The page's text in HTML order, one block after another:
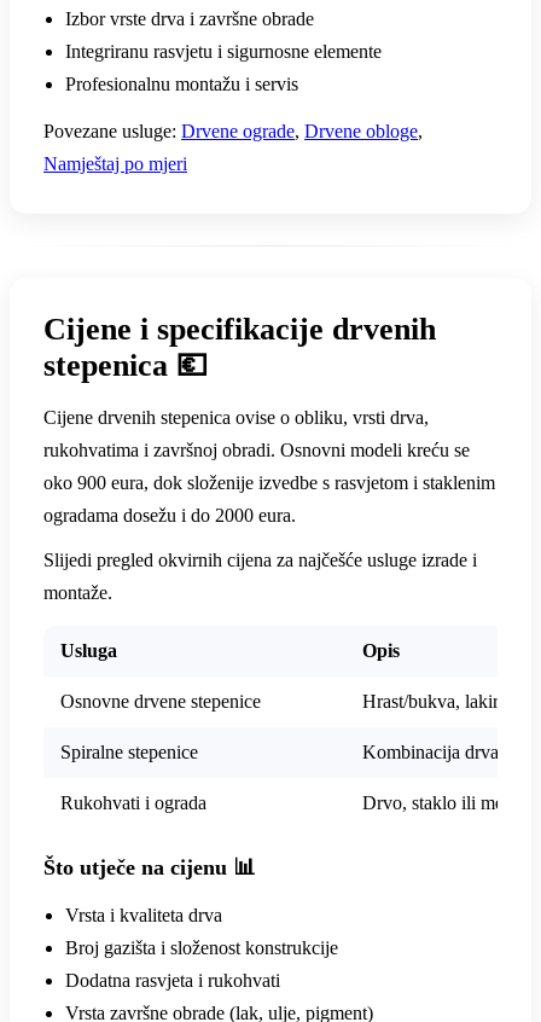
Izbor vrste drva i završne obrade
Integriranu rasvjetu i sigurnosne elemente
Profesionalnu montažu i servis
Povezane usluge: Drvene ograde, Drvene obloge,
Namještaj po mjeri
Cijene i specifikacije drvenih
stepenica 💶
Cijene drvenih stepenica ovise o obliku, vrsti drva,
rukohvatima i završnoj obradi. Osnovni modeli kreću se
oko 900 eura, dok složenije izvedbe s rasvjetom i staklenim
ogradama dosežu i do 2000 eura.
Slijedi pregled okvirnih cijena za najčešće usluge izrade i
montaže.
Usluga Opis
Osnovne drvene stepenice Hrast/bukva, lakirana
Spiralne stepenice Kombinacija drva i
Rukohvati i ograda Drvo, staklo ili metal
Što utječe na cijenu 📊
Vrsta i kvaliteta drva
Broj gazišta i složenost konstrukcije
Dodatna rasvjeta i rukohvati
Vrsta završne obrade (lak, ulje, pigment)